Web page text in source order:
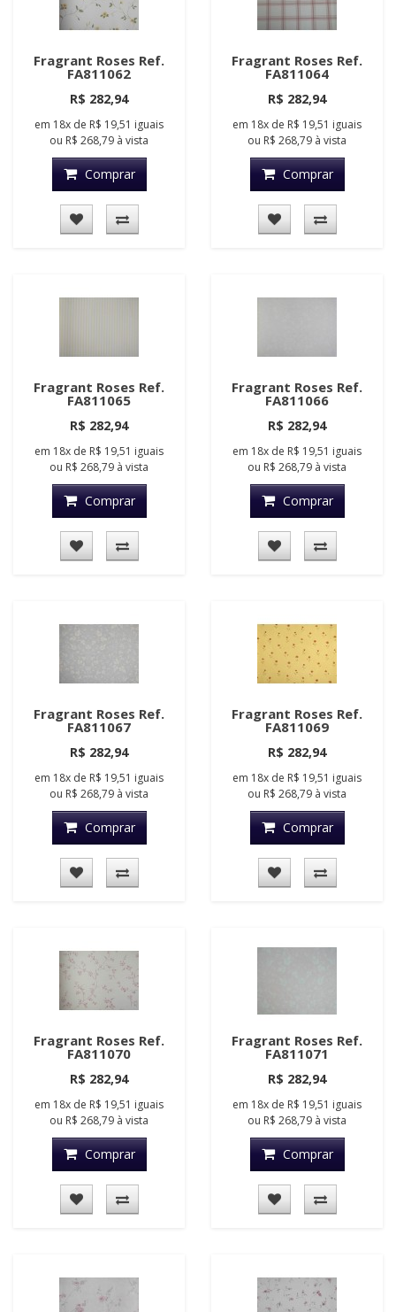
Fragrant Roses Ref.
FA811062
R$ 282,94
em 18x de R$ 19,51 iguais
ou R$ 268,79 à vista
Comprar
Fragrant Roses Ref.
FA811064
R$ 282,94
em 18x de R$ 19,51 iguais
ou R$ 268,79 à vista
Comprar
Fragrant Roses Ref.
FA811065
R$ 282,94
em 18x de R$ 19,51 iguais
ou R$ 268,79 à vista
Comprar
Fragrant Roses Ref.
FA811066
R$ 282,94
em 18x de R$ 19,51 iguais
ou R$ 268,79 à vista
Comprar
Fragrant Roses Ref.
FA811067
R$ 282,94
em 18x de R$ 19,51 iguais
ou R$ 268,79 à vista
Comprar
Fragrant Roses Ref.
FA811069
R$ 282,94
em 18x de R$ 19,51 iguais
ou R$ 268,79 à vista
Comprar
Fragrant Roses Ref.
FA811070
R$ 282,94
em 18x de R$ 19,51 iguais
ou R$ 268,79 à vista
Comprar
Fragrant Roses Ref.
FA811071
R$ 282,94
em 18x de R$ 19,51 iguais
ou R$ 268,79 à vista
Comprar